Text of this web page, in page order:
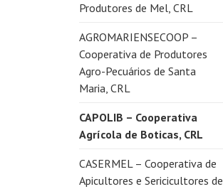
Produtores de Mel, CRL
AGROMARIENSECOOP –
Cooperativa de Produtores
Agro-Pecuários de Santa
Maria, CRL
CAPOLIB – Cooperativa
Agrícola de Boticas, CRL
CASERMEL – Cooperativa de
Apicultores e Sericicultores de